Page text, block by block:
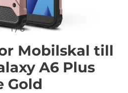
1/6
Mobilskal till
A6 Plus
Gold